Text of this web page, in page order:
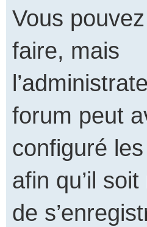
Vous
faire, mais
forum peut
configuré
afin qu’il
de